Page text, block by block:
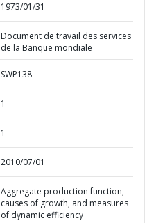
1973/01/31
Document de travail des services
de la Banque mondiale
SWP138
1
1
2010/07/01
Aggregate production function,
causes of growth, and measures
of dynamic efficiency